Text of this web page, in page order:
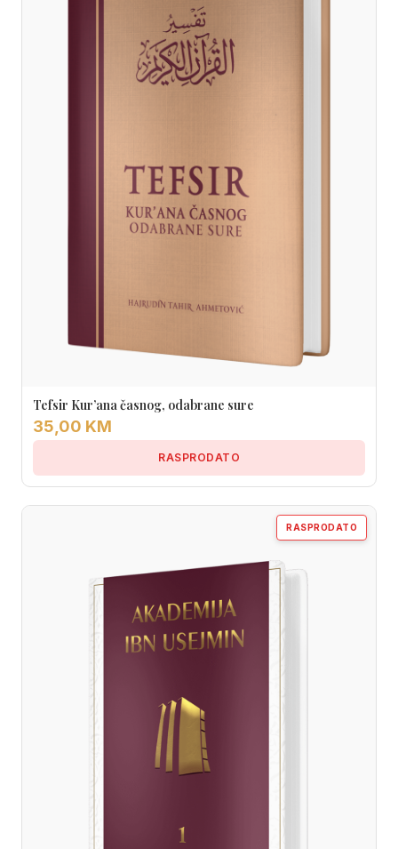
Tefsir Kur’ana časnog, odabrane sure
35,00 KM
RASPRODATO
RASPRODATO